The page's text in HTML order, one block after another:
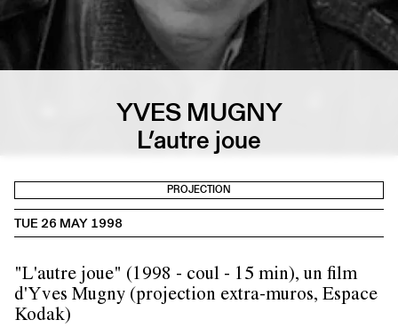
YVES MUGNY
L’autre joue
PROJECTION
TUE 26 MAY 1998
"L'autre joue" (1998 - coul - 15 min), un film
d'Yves Mugny (projection extra-muros, Espace
Kodak)